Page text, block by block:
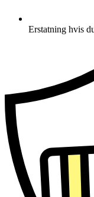
Erstatning hvis